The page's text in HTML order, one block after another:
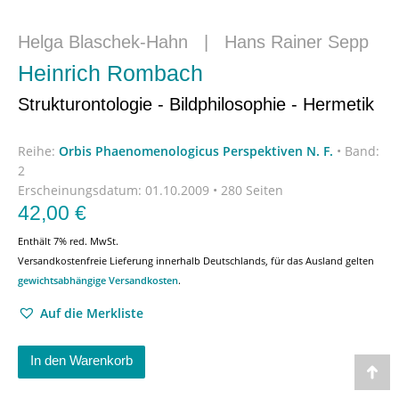
Helga Blaschek-Hahn Hans Rainer Sepp
Heinrich Rombach
Strukturontologie - Bildphilosophie - Hermetik
Reihe: Orbis Phaenomenologicus Perspektiven N. F. • Band:
2
Erscheinungsdatum: 01.10.2009 • 280 Seiten
42,00 €
Enthält 7% red. MwSt.
Versandkostenfreie Lieferung innerhalb Deutschlands, für das Ausland gelten
gewichtsabhängige Versandkosten.
Auf die Merkliste
In den Warenkorb
Go